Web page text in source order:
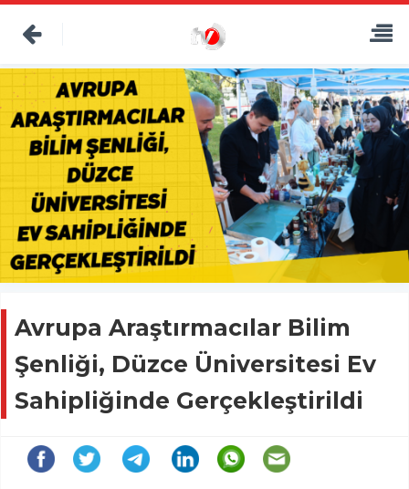
Avrupa Araştırmacılar Bilim
Şenliği, Düzce Üniversitesi Ev
Sahipliğinde Gerçekleştirildi